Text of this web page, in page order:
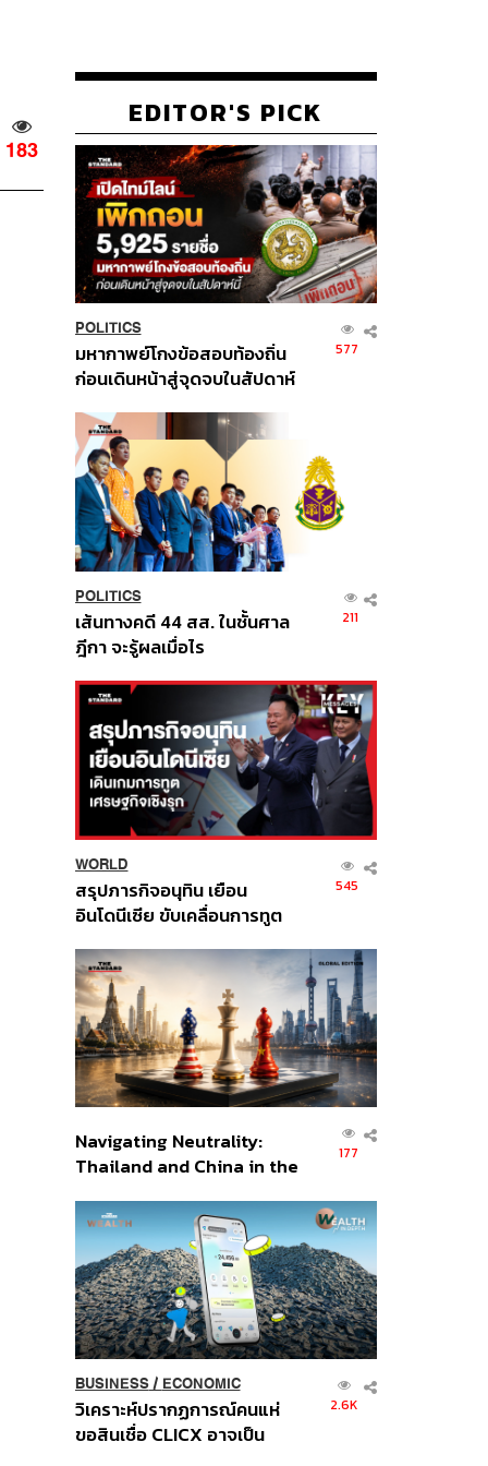
183
EDITOR'S PICK
POLITICS
มหากาพย์โกงข้อสอบท้องถิ่น
ก่อนเดินหน้าสู่จุดจบในสัปดาห์
577
POLITICS
เส้นทางคดี 44 สส. ในชั้นศาล
ฎีกา จะรู้ผลเมื่อไร
211
WORLD
สรุปภารกิจอนุทิน เยือน
อินโดนีเซีย ขับเคลื่อนการทูต
ส่วนยุทธศาสตร์ไทย –
อินโดนีเซีย
545
Navigating Neutrality:
Thailand and China in the
Order
177
BUSINESS/ ECONOMIC
วิเคราะห์ปรากฏการณ์คนแห่
ขอสินเชื่อ CLICX อาจเป็น
2.6K